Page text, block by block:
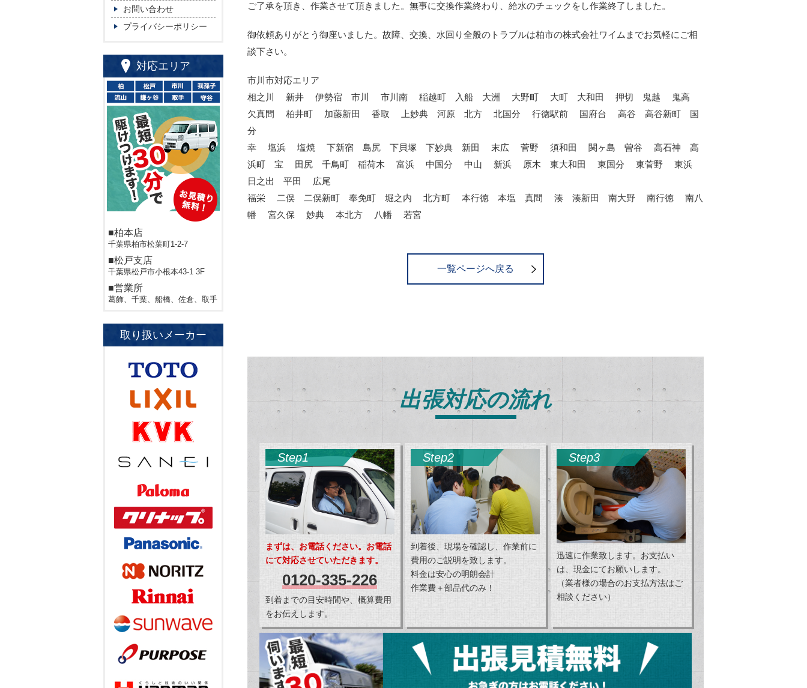
ご了承を頂き、作業させて頂きました。無事に交換作業終わり、給水のチェックをし作業終了しました。
御依頼ありがとう御座いました。故障、交換、水回り全般のトラブルは柏市の株式会社ワイムまでお気軽にご相
談下さい。
市川市対応エリア
相之川 新井 伊勢宿 市川 市川南 稲越町 入船 大洲 大野町 大町 大和田 押切 鬼越 鬼高
欠真間 柏井町 加藤新田 香取 上妙典 河原 北方 北国分 行徳駅前 国府台 高谷 高谷新町 国
分
幸 塩浜 塩焼 下新宿 島尻 下貝塚 下妙典 新田 末広 菅野 須和田 関ヶ島 曽谷 高石神 高
浜町 宝 田尻 千鳥町 稲荷木 富浜 中国分 中山 新浜 原木 東大和田 東国分 東菅野 東浜
日之出 平田 広尾
福栄 二俣 二俣新町 奉免町 堀之内 北方町 本行徳 本塩 真間 湊 湊新田 南大野 南行徳 南八
幡 宮久保 妙典 本北方 八幡 若宮
一覧ページへ戻る
出張対応の流れ
Step1
まずは、お電話ください。お電話
にて対応させていただきます。
0120-335-226
到着までの目安時間や、概算費用
をお伝えします。
Step2
到着後、現場を確認し、作業前に
費用のご説明を致します。
料金は安心の明朗会計
作業費＋部品代のみ！
Step3
迅速に作業致します。お支払い
は、現金にてお願いします。
（業者様の場合のお支払方法はご
相談ください）
お問い合わせ
プライバシーポリシー
対応エリア
■柏本店
千葉県柏市松葉町1-2-7
■松戸支店
千葉県松戸市小根本43-1 3F
■営業所
葛飾、千葉、船橋、佐倉、取手
取り扱いメーカー